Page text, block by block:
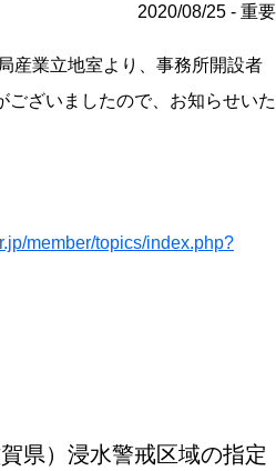
2020/08/25 - 重要
産業立地室より、事務所開設者
ございましたので、お知らせいた
member/topics/index.php?
県）浸水警戒区域の指定